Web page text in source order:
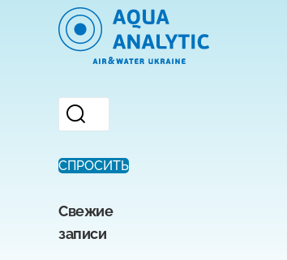
СПРОСИТЬ
Свежие
записи